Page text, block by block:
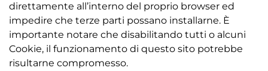
direttamente all’interno del proprio browser ed
impedire che terze parti possano installarne. È
importante notare che disabilitando tutti o alcuni
Cookie, il funzionamento di questo sito potrebbe
risultarne compromesso.